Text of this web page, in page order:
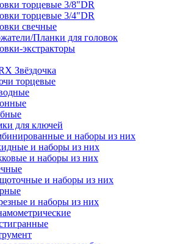
торцевые 3/8"DR
торцевые 3/4"DR
свечные
Планки для головок
экстракторы
Звёздочка
торцевые
для ключей
и наборы из них
и наборы из них
и наборы из них
и наборы из них
и наборы из них